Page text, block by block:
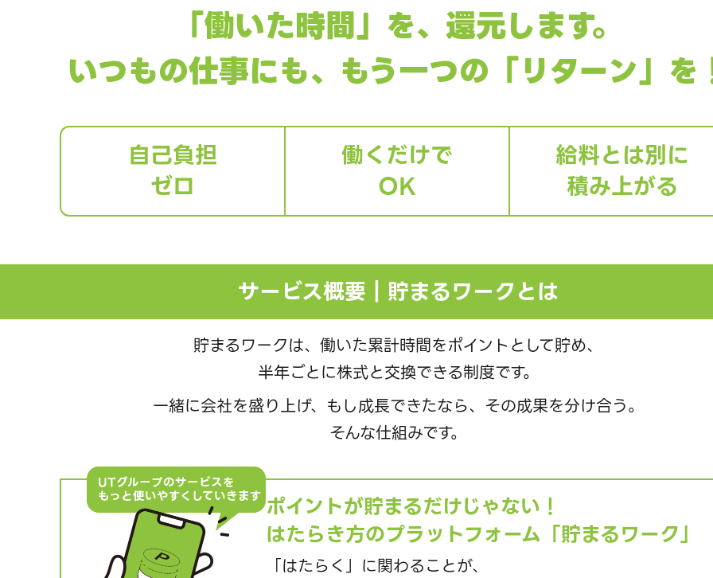
「働いた時間」を、還元します。
いつもの仕事にも、 もう一つの「リターン」を
自己負担
ゼロ
働くだけで
OK
給料とは別に
積み上がる
サービス概要｜貯まるワークとは
貯まるワークは、働いた累計時間をポイントとして貯め、
半年ごとに株式と交換できる制度です。
一緒に会社を盛り上げ、もし成長できたなら、その成果を分け合う。
そんな仕組みです。
UTグループのサービスを
もっと使いやすくしていきます ポイントが貯まるだけじゃない！
はたらき方のプラットフォーム 「貯まるワーク」
「はたらく」に関わることが、